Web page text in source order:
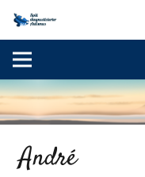
André